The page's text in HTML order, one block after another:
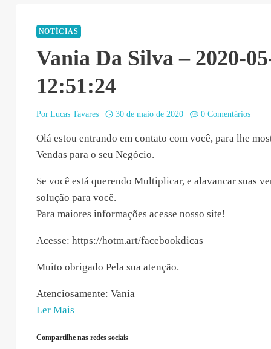
NOTÍCIAS
Vania Da Silva – 2020-
12:51:24
Por Lucas Tavares 30 de maio de 2020 0 Comentários
Olá estou entrando em contato com você, para lhe
Vendas para o seu Negócio.
Se você está querendo Multiplicar, e alavancar suas
solução para você.
Para maiores informações acesse nosso site!
Acesse: https://hotm.art/facebookdicas
Muito obrigado Pela sua atenção.
Atenciosamente: Vania
Ler Mais“Vania
Silva
Compartilhe nas redes sociais